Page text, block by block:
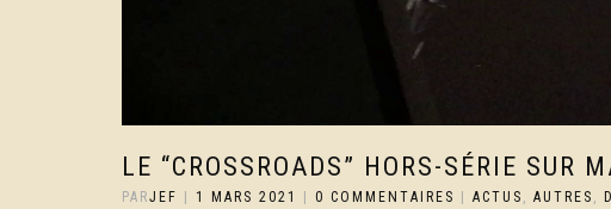
LE “CROSSROADS” HORS-SÉRIE SUR
PARJEF 1 MARS 2021 0 COMMENTAIRES ACTUS , AUTRES ,